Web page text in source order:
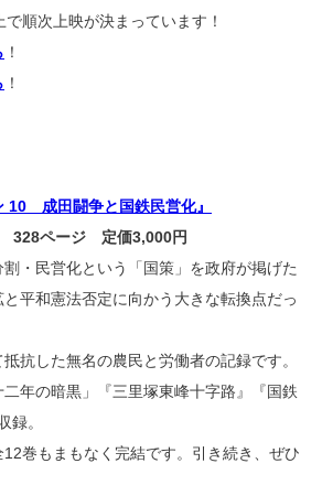
順次上映が決まっています！
！
！
10 成田闘争と国鉄民営化』
ページ 定価3,000円
・民営化という「国策」を政府が掲げた
平和憲法否定に向かう大きな転換点だっ
抗した無名の農民と労働者の記録です。
二年の暗黒」『三里塚東峰十字路』『国鉄
録。
巻もまもなく完結です。引き続き、ぜひ